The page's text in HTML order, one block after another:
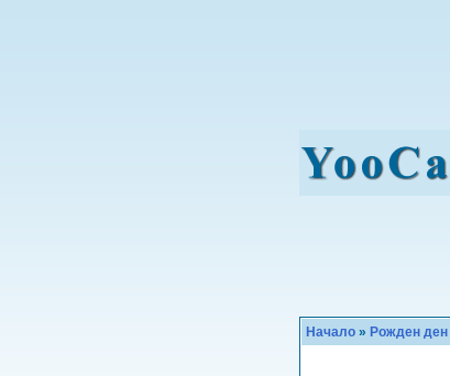
Начало » Рожден ден